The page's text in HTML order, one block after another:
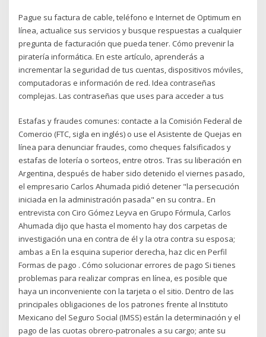
Pague su factura de cable, teléfono e Internet de Optimum en
línea, actualice sus servicios y busque respuestas a cualquier
pregunta de facturación que pueda tener. Cómo prevenir la
piratería informática. En este artículo, aprenderás a
incrementar la seguridad de tus cuentas, dispositivos móviles,
computadoras e información de red. Idea contraseñas
complejas. Las contraseñas que uses para acceder a tus
Estafas y fraudes comunes: contacte a la Comisión Federal de
Comercio (FTC, sigla en inglés) o use el Asistente de Quejas en
línea para denunciar fraudes, como cheques falsificados y
estafas de lotería o sorteos, entre otros. Tras su liberación en
Argentina, después de haber sido detenido el viernes pasado,
el empresario Carlos Ahumada pidió detener "la persecución
iniciada en la administración pasada" en su contra.. En
entrevista con Ciro Gómez Leyva en Grupo Fórmula, Carlos
Ahumada dijo que hasta el momento hay dos carpetas de
investigación una en contra de él y la otra contra su esposa;
ambas a En la esquina superior derecha, haz clic en Perfil
Formas de pago . Cómo solucionar errores de pago Si tienes
problemas para realizar compras en línea, es posible que
haya un inconveniente con la tarjeta o el sitio. Dentro de las
principales obligaciones de los patrones frente al Instituto
Mexicano del Seguro Social (IMSS) están la determinación y el
pago de las cuotas obrero-patronales a su cargo; ante su